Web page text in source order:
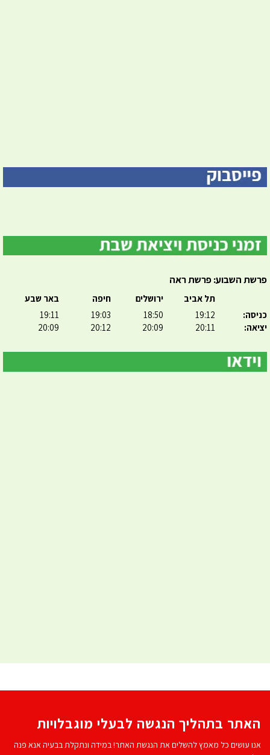
פרשת השבוע: פרשת ראה
כניסה:
יציאה:
תל אביב
19:12
20:11
ירושלים
18:50
20:09
חיפה
19:03
20:12
באר שבע
19:11
20:09
האתר בתהליך הנגשה לבעלי מוגבלויות
אנו עושים כל מאמץ להשלים את הנגשת האתר! במידה ונתקלת בבעיה אנא פנה